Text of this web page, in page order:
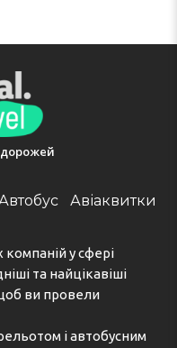
Авіаквитки
у сфері
та найцікавіші
ви провели
і автобусним